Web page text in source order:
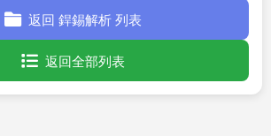
返回 銲錫解析 列表
返回全部列表